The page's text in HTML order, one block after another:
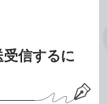
信するに